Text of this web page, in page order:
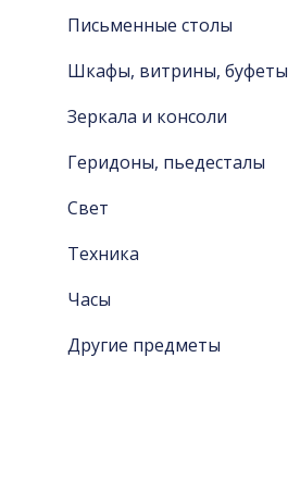
Письменные столы
Шкафы, витрины, буфеты
Зеркала и консоли
Геридоны, пьедесталы
Свет
Техника
Часы
Другие предметы